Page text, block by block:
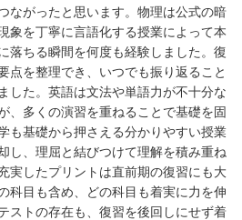
ながったと思います。物理は公式の暗
象を丁寧に言語化する授業によって本
落ちる瞬間を何度も経験しました。復
点を整理でき、いつでも振り返ること
した。英語は文法や単語力が不十分な
、多くの演習を重ねることで基礎を固
も基礎から押さえる分かりやすい授業
し、理屈と結びつけて理解を積み重ね
実したプリントは直前期の復習にも大
科目も含め、どの科目も着実に力を伸
ストの存在も、復習を後回しにせず着